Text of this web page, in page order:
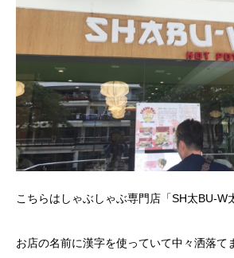
こちらはしゃぶしゃぶ専門店「SH太BU-W
お店の名前に漢字を使っていて中々洒落て